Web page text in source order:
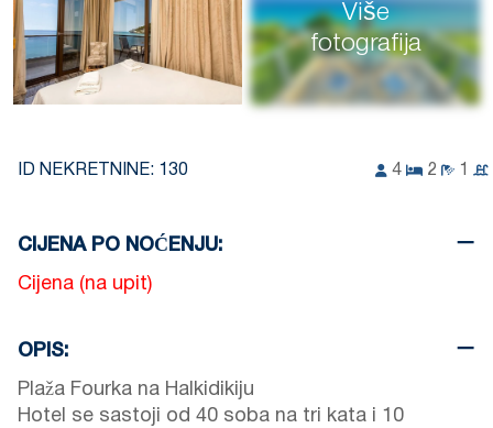
Više
fotografija
ID NEKRETNINE: 130 4 2 1
CIJENA PO NOĆENJU:
Cijena (na upit)
OPIS:
Plaža Fourka na Halkidikiju
Hotel se sastoji od 40 soba na tri kata i 10